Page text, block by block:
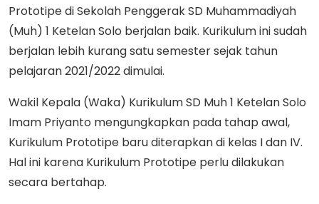
Prototipe di Sekolah Penggerak SD Muhammadiyah
(Muh) 1 Ketelan Solo berjalan baik. Kurikulum ini sudah
berjalan lebih kurang satu semester sejak tahun
pelajaran 2021/2022 dimulai.
Wakil Kepala (Waka) Kurikulum SD Muh 1 Ketelan Solo
Imam Priyanto mengungkapkan pada tahap awal,
Kurikulum Prototipe baru diterapkan di kelas I dan IV.
Hal ini karena Kurikulum Prototipe perlu dilakukan
secara bertahap.